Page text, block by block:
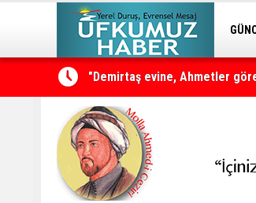
Çerçeve yasanın teklifinin